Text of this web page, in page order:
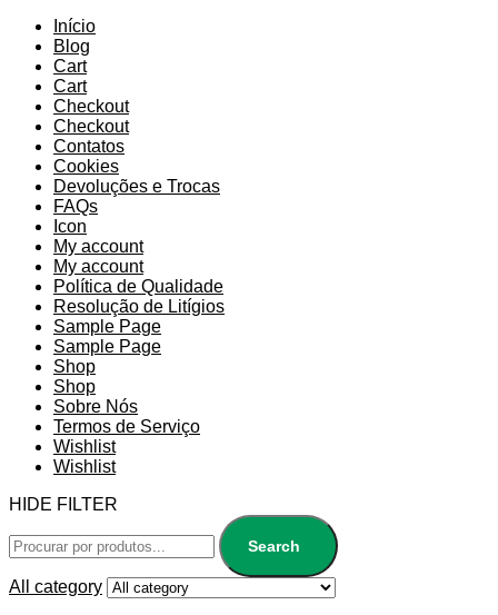
Início
Blog
Cart
Cart
Checkout
Checkout
Contatos
Cookies
Devoluções e Trocas
FAQs
Icon
My account
My account
Política de Qualidade
Resolução de Litígios
Sample Page
Sample Page
Shop
Shop
Sobre Nós
Termos de Serviço
Wishlist
Wishlist
HIDE FILTER
Search
All category